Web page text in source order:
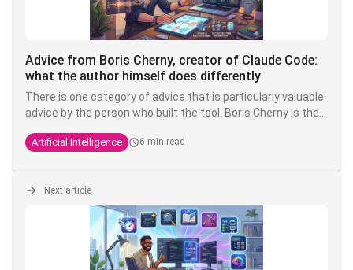
Advice from Boris Cherny, creator of Claude Code:
what the author himself does differently
There is one category of advice that is particularly valuable:
advice by the person who built the tool. Boris Cherny is the
shares his practices on X, and what's striking is that his
productive.
Artificial Intelligence 6 min read
Next article